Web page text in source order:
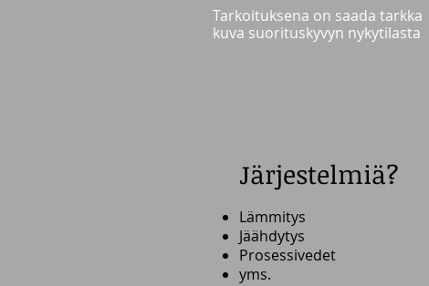
Tarkoituksena on saada tarkka
kuva suorituskyvyn nykytilasta
Järjestelmiä?
Lämmitys
Jäähdytys
Prosessivedet
yms.